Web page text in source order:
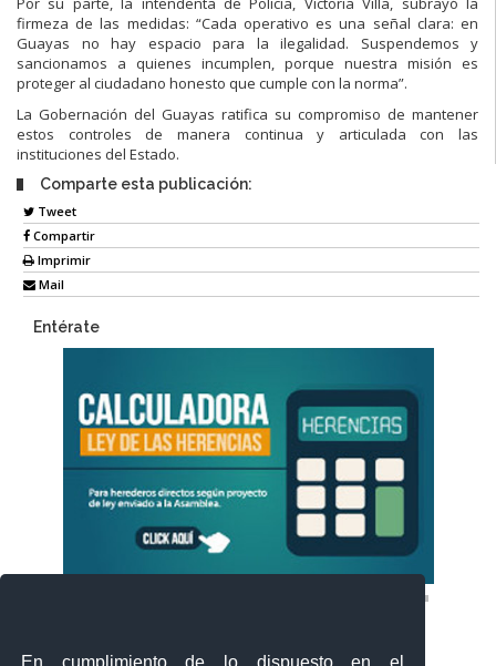
En cumplimiento de lo dispuesto en el
firmeza de las medidas: “Cada operativo es una señal clara: en
Guayas no hay espacio para la ilegalidad. Suspendemos y
sancionamos a quienes incumplen, porque nuestra misión es
proteger al ciudadano honesto que cumple con la norma”.
La Gobernación del Guayas ratifica su compromiso de mantener
estos controles de manera continua y articulada con las
instituciones del Estado.
Comparte esta publicación:
Tweet
Compartir
Imprimir
Mail
Entérate